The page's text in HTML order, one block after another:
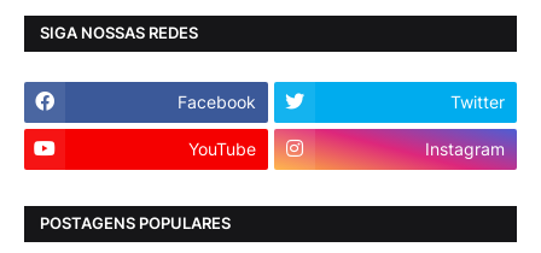
SIGA NOSSAS REDES
Facebook Twitter
YouTube Instagram
POSTAGENS POPULARES